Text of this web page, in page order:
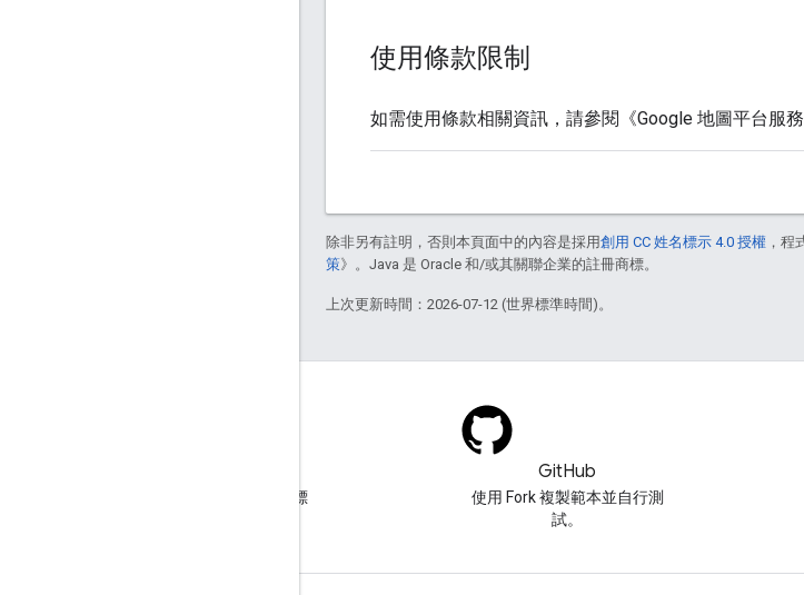
使用條款限制
如需使用條款相關資訊，請參閱《Google 地圖平台服
除非另有註明，否則本頁面中的內容是採用創用 CC 姓名標示 4.0 授權 ，程
策》。Java 是 Oracle 和/或其關聯企業的註冊商標。
上次更新時間：2026-07-12 (世界標準時間)。
使用 google-maps-sdk-ios 標
GitHub
使用 Fork 複製範本並自行測
試。